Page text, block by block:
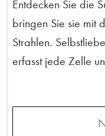
Entdecken Sie die
bringen Sie sie mit
Strahlen.
erfasst jede Zelle